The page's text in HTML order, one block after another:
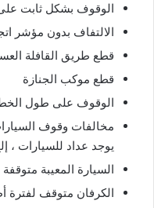
الوقوف بشكل ثابت
الالتفاف بدون مؤشر
قطع طريق القافلة
قطع موكب الجنازة
الوقوف على طول الخط
مخالفات وقوف
يوجد عداد للسيارات ،
السيارة المعيبة
الكرفان متوقف